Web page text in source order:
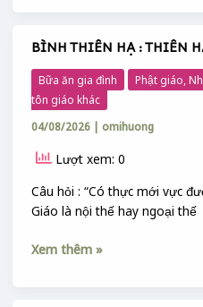
BÌNH THIÊN HẠ : THIÊN
Bữa ăn gia đình
Phật giáo,
tôn giáo khác
04/08/2026 | omihuong
Lượt xem: 0
Câu hỏi : “Có thực mới vực
Giáo là nội thế hay ngoại thế
BÌNH
THIÊN
HẠ
:
THIÊN
HẠ
ĂN
THẾ
?
Xem thêm »